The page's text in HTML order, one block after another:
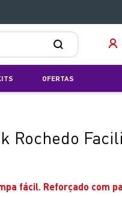
OFERTAS
Rochedo
fácil. Reforçado com